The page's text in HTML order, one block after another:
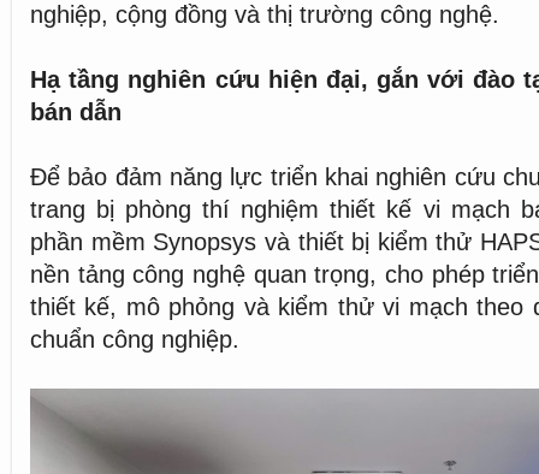
nghiệp, cộng đồng và thị trường công nghệ.
Hạ tầng nghiên cứu hiện đại, gắn với đào
bán dẫn
Để bảo đảm năng lực triển khai nghiên cứu
trang bị phòng thí nghiệm thiết kế vi mạch
phần mềm Synopsys và thiết bị kiểm thử
nền tảng công nghệ quan trọng, cho phép
thiết kế, mô phỏng và kiểm thử vi mạch theo
chuẩn công nghiệp.